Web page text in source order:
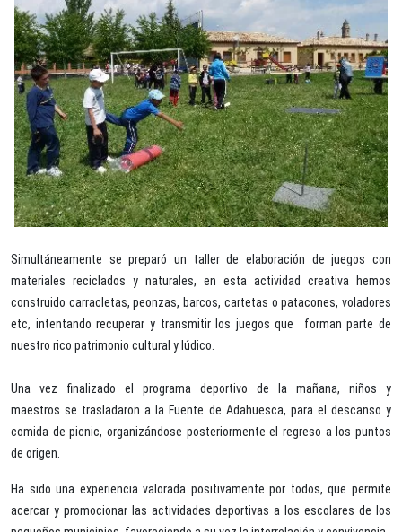
Simultáneamente se preparó un taller de elaboración de juegos con
materiales reciclados y naturales, en esta actividad creativa hemos
construido carracletas, peonzas, barcos, cartetas o patacones, voladores
etc, intentando recuperar y transmitir los juegos que forman parte de
nuestro rico patrimonio cultural y lúdico.
Una vez finalizado el programa deportivo de la mañana, niños y
maestros se trasladaron a la Fuente de Adahuesca, para el descanso y
comida de picnic, organizándose posteriormente el regreso a los puntos
de origen.
Ha sido una experiencia valorada positivamente por todos, que permite
acercar y promocionar las actividades deportivas a los escolares de los